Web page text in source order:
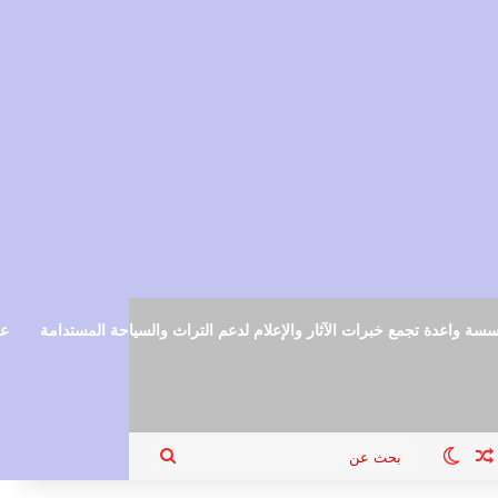
واعدة تجمع خبرات الآثار والإعلام لدعم التراث والسياحة المستدامة
الدخول
مقال عشوائي
الوضع المظلم
بحث